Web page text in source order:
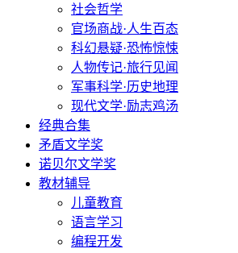
社会哲学
官场商战·人生百态
科幻悬疑·恐怖惊悚
人物传记·旅行见闻
军事科学·历史地理
现代文学·励志鸡汤
经典合集
矛盾文学奖
诺贝尔文学奖
教材辅导
儿童教育
语言学习
编程开发